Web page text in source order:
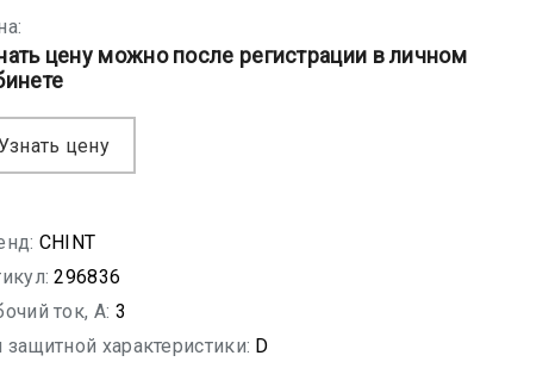
цену можно после регистрации в личном
цену
CHINT
296836
ток, A: 3
защитной характеристики: D